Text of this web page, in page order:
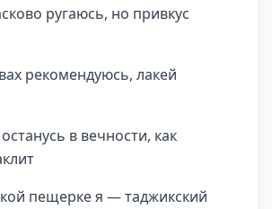
ругаюсь, но привкус
рекомендуюсь, лакей
в вечности, как
пещерке я — таджикский